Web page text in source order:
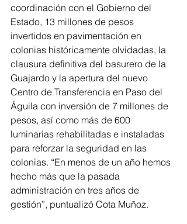
coordinación con el Gobierno del
Estado, 13 millones de pesos
invertidos en pavimentación en
colonias históricamente olvidadas, la
clausura definitiva del basurero de la
Guajardo y la apertura del nuevo
Centro de Transferencia en Paso del
Águila con inversión de 7 millones de
pesos, así como más de 600
luminarias rehabilitadas e instaladas
para reforzar la seguridad en las
colonias. “En menos de un año hemos
hecho más que la pasada
administración en tres años de
gestión”, puntualizó Cota Muñoz.